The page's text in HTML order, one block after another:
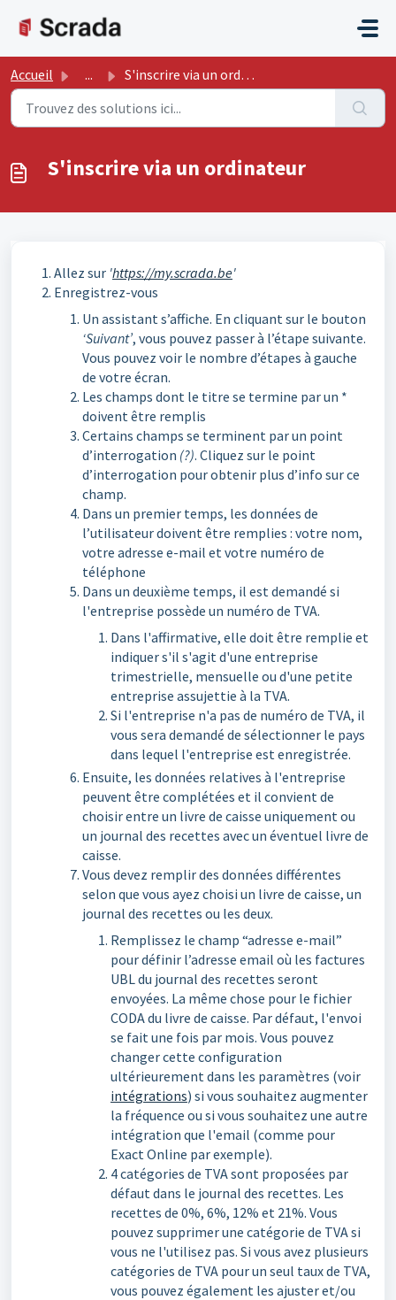
Accueil ... S'inscrire via un ordinateur
S'inscrire via un ordinateur
Allez sur 'https://my.scrada.be'
Enregistrez-vous
Un assistant s’affiche. En cliquant sur le bouton
‘Suivant’, vous pouvez passer à l’étape suivante.
Vous pouvez voir le nombre d’étapes à gauche
de votre écran.
Les champs dont le titre se termine par un *
doivent être remplis
Certains champs se terminent par un point
d’interrogation (?). Cliquez sur le point
d’interrogation pour obtenir plus d’info sur ce
champ.
Dans un premier temps, les données de
l’utilisateur doivent être remplies : votre nom,
votre adresse e-mail et votre numéro de
téléphone
Dans un deuxième temps, il est demandé si
l'entreprise possède un numéro de TVA.
Dans l'affirmative, elle doit être remplie et
indiquer s'il s'agit d'une entreprise
trimestrielle, mensuelle ou d'une petite
entreprise assujettie à la TVA.
Si l'entreprise n'a pas de numéro de TVA, il
vous sera demandé de sélectionner le pays
dans lequel l'entreprise est enregistrée.
Ensuite, les données relatives à l'entreprise
peuvent être complétées et il convient de
choisir entre un livre de caisse uniquement ou
un journal des recettes avec un éventuel livre de
caisse.
Vous devez remplir des données différentes
selon que vous ayez choisi un livre de caisse, un
journal des recettes ou les deux.
Remplissez le champ “adresse e-mail”
pour définir l’adresse email où les factures
UBL du journal des recettes seront
envoyées. La même chose pour le fichier
CODA du livre de caisse. Par défaut, l'envoi
se fait une fois par mois. Vous pouvez
changer cette configuration
ultérieurement dans les paramètres (voir
intégrations) si vous souhaitez augmenter
la fréquence ou si vous souhaitez une autre
intégration que l'email (comme pour
Exact Online par exemple).
4 catégories de TVA sont proposées par
défaut dans le journal des recettes. Les
recettes de 0%, 6%, 12% et 21%. Vous
pouvez supprimer une catégorie de TVA si
vous ne l'utilisez pas. Si vous avez plusieurs
catégories de TVA pour un seul taux de TVA,
vous pouvez également les ajuster et/ou